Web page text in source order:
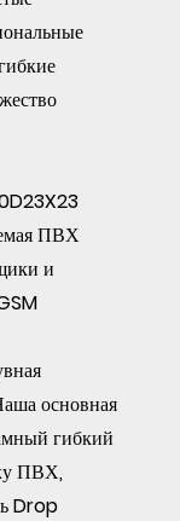
ПВХ
и
основная
гибкий
ПВХ,
Drop